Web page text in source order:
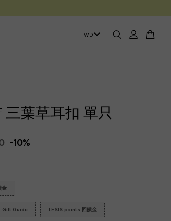
葉草耳扣 單只
-10%
金
Gift Guide LESIS points 回饋金